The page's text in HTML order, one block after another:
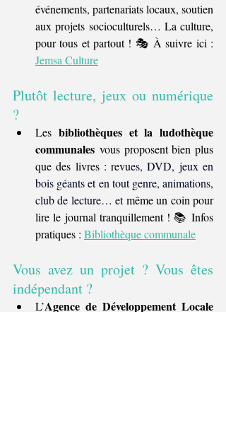
événements, partenariats locaux, soutien
aux projets socioculturels… La culture,
Jemsa Culture
Plutôt lecture, jeux ou numérique
?
Les bibliothèques et la ludothèque
communales vous proposent bien plus
que des livres : revues, DVD, jeux en
bois géants et en tout genre, animations,
club de lecture… et même un coin pour
lire le journal tranquillement ! 📚 Infos
pratiques : Bibliothèque communale
Vous avez un projet ? Vous êtes
indépendant ?
L’Agence de Développement Locale